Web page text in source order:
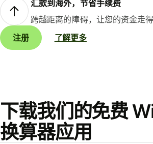
汇款到海外，节省手续费
跨越距离的障碍，让您的资金走得
注册
了解更多
下载我们的免费
换算器应用